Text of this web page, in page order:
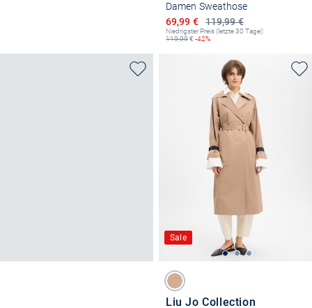
Damen Sweathose
119,99 €
Ermäßigter Preis
69,99 €
Niedrigster Preis (letzte 30 Tage):
119,99€ -42%
Sale
Liu Jo Collection